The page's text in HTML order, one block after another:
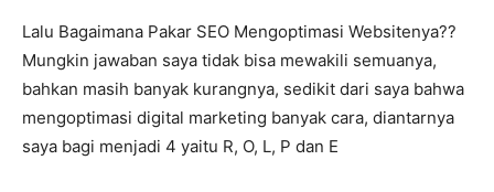
Lalu Bagaimana Pakar SEO Mengoptimasi Websitenya??
Mungkin jawaban saya tidak bisa mewakili semuanya,
bahkan masih banyak kurangnya, sedikit dari saya bahwa
mengoptimasi digital marketing banyak cara, diantarnya
saya bagi menjadi 4 yaitu R, O, L, P dan E